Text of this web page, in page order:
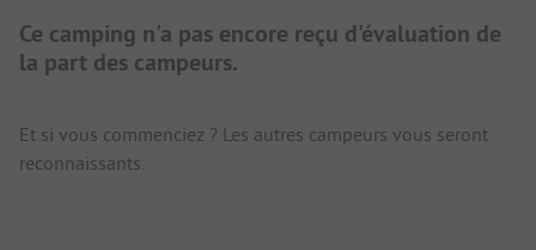
Ce camping n'a pas encore reçu d'évaluation de
la part des campeurs.
Et si vous commenciez ? Les autres campeurs vous seront
reconnaissants.